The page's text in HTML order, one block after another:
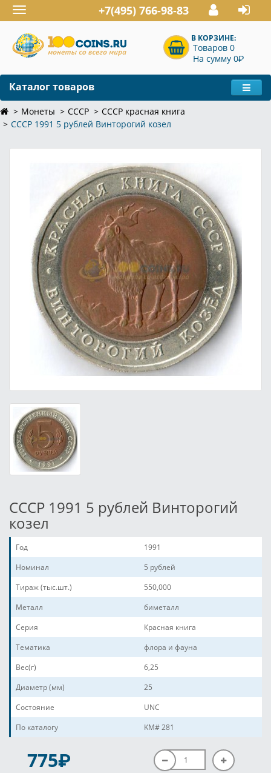
Toggle
navigation
+7(495) 766-98-83
В КОРЗИНЕ:
Товаров 0
На сумму 0P
Каталог товаров
Монеты СССР
СССР красная книга
СССР 1991 5 рублей Винторогий козел
СССР 1991 5 рублей Винторогий
козел
Год
1991
Номинал
5 рублей
Тираж (тыс.шт.)
550,000
Металл
биметалл
Серия
Красная книга
Тематика
флора и фауна
Вес(г)
6,25
Диаметр (мм)
25
Состояние
UNC
По каталогу
KM# 281
775P